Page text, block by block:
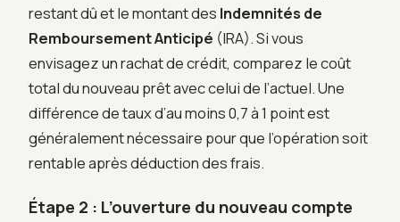
restant dû et le montant des Indemnités de
Remboursement Anticipé (IRA). Si vous
envisagez un rachat de crédit, comparez le coût
total du nouveau prêt avec celui de l’actuel. Une
différence de taux d’au moins 0,7 à 1 point est
généralement nécessaire pour que l’opération soit
rentable après déduction des frais.
Étape 2 : L’ouverture du nouveau compte